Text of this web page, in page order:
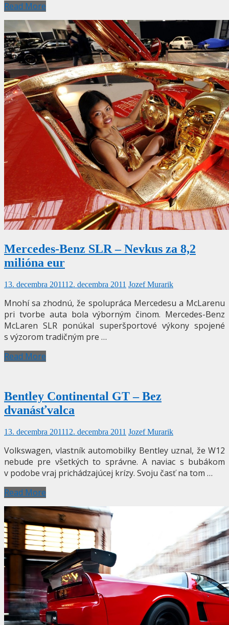
Read More
Mercedes-Benz SLR – Nevkus za 8,2
milióna eur
13. decembra 201112. decembra 2011 Jozef Murarik
Mnohí sa zhodnú, že spolupráca Mercedesu a McLarenu
pri tvorbe auta bola výborným činom. Mercedes-Benz
McLaren SLR ponúkal superšportové výkony spojené
s výzorom tradičným pre …
Read More
Bentley Continental GT – Bez
dvanásťvalca
13. decembra 201112. decembra 2011 Jozef Murarik
Volkswagen, vlastník automobilky Bentley uznal, že W12
nebude pre všetkých to správne. A naviac s bubákom
v podobe vraj prichádzajúcej krízy. Svoju časť na tom …
Read More